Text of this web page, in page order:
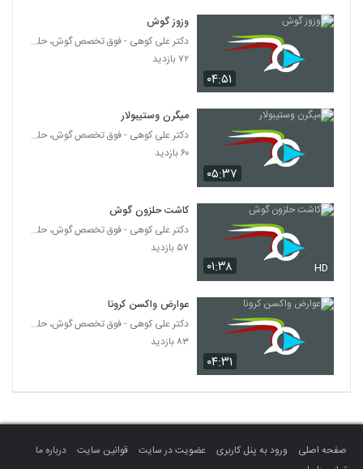
۰۴:۵۱
وزوز گوش
دکتر علی کوهی - فوق تخصص گوش، حلق و بینی
۷۲ بازدید
۰۵:۳۷
میگرن وستیبولار
دکتر علی کوهی - فوق تخصص گوش، حلق و بینی
۶۰ بازدید
۰۱:۳۸ HD
کاشت حلزون گوش
دکتر علی کوهی - فوق تخصص گوش، حلق و بینی
۵۷ بازدید
۰۴:۳۱
عوارض واکسن کرونا
دکتر علی کوهی - فوق تخصص گوش، حلق و بینی
۸۳ بازدید
صفحه اصلی ورود به پنل کاربری عضویت در سایت قوانین سایت
درباره ما